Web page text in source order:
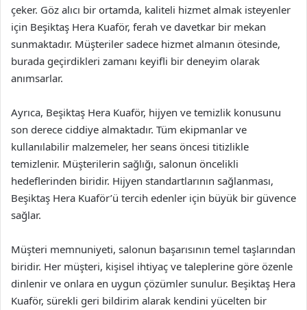
çeker. Göz alıcı bir ortamda, kaliteli hizmet almak isteyenler
için Beşiktaş Hera Kuaför, ferah ve davetkar bir mekan
sunmaktadır. Müşteriler sadece hizmet almanın ötesinde,
burada geçirdikleri zamanı keyifli bir deneyim olarak
anımsarlar.
Ayrıca, Beşiktaş Hera Kuaför, hijyen ve temizlik konusunu
son derece ciddiye almaktadır. Tüm ekipmanlar ve
kullanılabilir malzemeler, her seans öncesi titizlikle
temizlenir. Müşterilerin sağlığı, salonun öncelikli
hedeflerinden biridir. Hijyen standartlarının sağlanması,
Beşiktaş Hera Kuaför’ü tercih edenler için büyük bir güvence
sağlar.
Müşteri memnuniyeti, salonun başarısının temel taşlarından
biridir. Her müşteri, kişisel ihtiyaç ve taleplerine göre özenle
dinlenir ve onlara en uygun çözümler sunulur. Beşiktaş Hera
Kuaför, sürekli geri bildirim alarak kendini yücelten bir